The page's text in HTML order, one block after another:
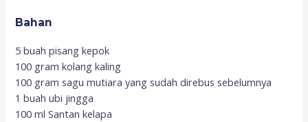
Bahan
5 buah pisang kepok
100 gram kolang kaling
100 gram sagu mutiara yang sudah direbus sebelumnya
1 buah ubi jingga
100 ml Santan kelapa